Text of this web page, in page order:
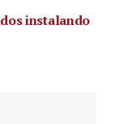
instalando